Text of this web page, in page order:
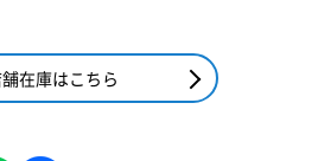
在庫はこちら